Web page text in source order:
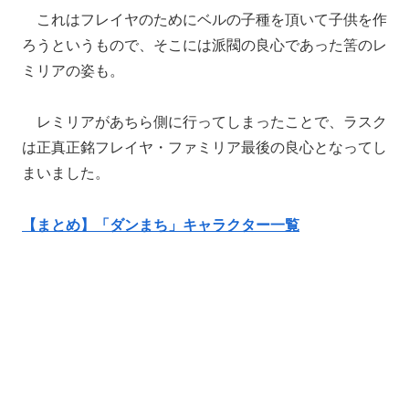
これはフレイヤのためにベルの子種を頂いて子供を作
ろうというもので、そこには派閥の良心であった筈のレ
ミリアの姿も。
レミリアがあちら側に行ってしまったことで、ラスク
は正真正銘フレイヤ・ファミリア最後の良心となってし
まいました。
【まとめ】「ダンまち」キャラクター一覧